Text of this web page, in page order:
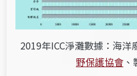
2019年ICC淨灘數據：海
野保護協會